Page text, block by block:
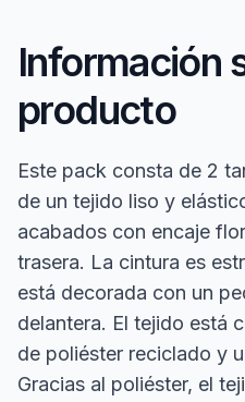
Información
producto
Este pack consta de 2
de un tejido liso y
acabados con encaje
trasera. La cintura es
está decorada con un
delantera. El tejido está
de poliéster reciclado y
Gracias al poliéster, el